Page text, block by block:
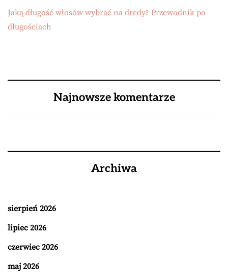
Jaką długość włosów wybrać na dredy? Przewodnik po
długościach
Najnowsze komentarze
Archiwa
sierpień 2026
lipiec 2026
czerwiec 2026
maj 2026